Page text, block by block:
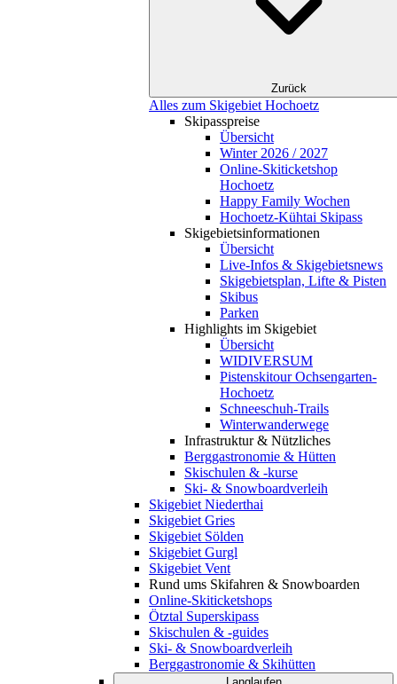
Zurück
Alles zum Skigebiet Hochoetz
Skipasspreise
Übersicht
Winter 2026 / 2027
Online-Skiticketshop
Hochoetz
Happy Family Wochen
Hochoetz-Kühtai Skipass
Skigebietsinformationen
Übersicht
Live-Infos & Skigebietsnews
Skigebietsplan, Lifte & Pisten
Skibus
Parken
Highlights im Skigebiet
Übersicht
WIDIVERSUM
Pistenskitour Ochsengarten-
Hochoetz
Schneeschuh-Trails
Winterwanderwege
Infrastruktur & Nützliches
Berggastronomie & Hütten
Skischulen & -kurse
Ski- & Snowboardverleih
Skigebiet Niederthai
Skigebiet Gries
Skigebiet Sölden
Skigebiet Gurgl
Skigebiet Vent
Rund ums Skifahren & Snowboarden
Online-Skiticketshops
Ötztal Superskipass
Skischulen & -guides
Ski- & Snowboardverleih
Berggastronomie & Skihütten